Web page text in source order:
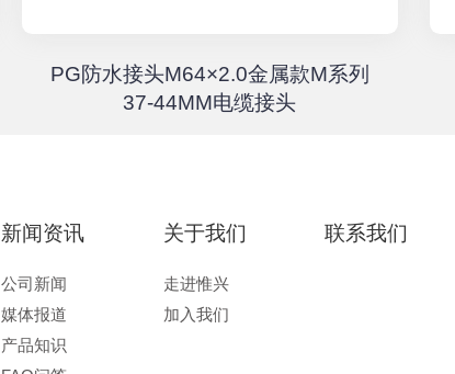
PG防水接头M64×2.0金属款M系列
37-44MM电缆接头
新闻资讯
公司新闻
媒体报道
产品知识
关于我们
走进惟兴
加入我们
联系我们